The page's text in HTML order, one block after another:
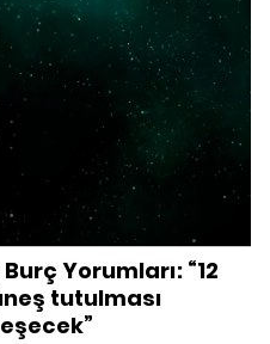
Yorumları: “12
tutulması